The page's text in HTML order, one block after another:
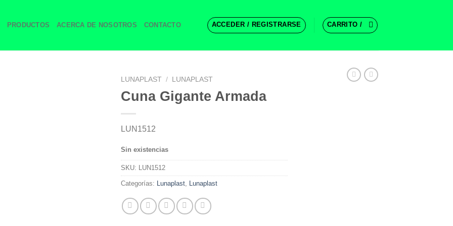
PRODUCTOS ACERCA DE NOSOTROS CONTACTO ACCEDER / REGISTRARSE CARRITO /
LUNAPLAST / LUNAPLAST
Cuna Gigante Armada
LUN1512
Sin existencias
SKU: LUN1512
Categorías: Lunaplast, Lunaplast